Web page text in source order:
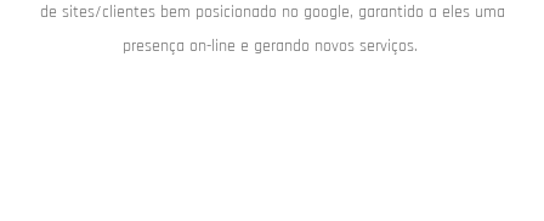
de sites/clientes bem posicionado no google, garantido a eles uma
presença on-line e gerando novos serviços.